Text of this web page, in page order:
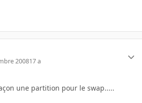
200817 a
une partition pour le swap.....